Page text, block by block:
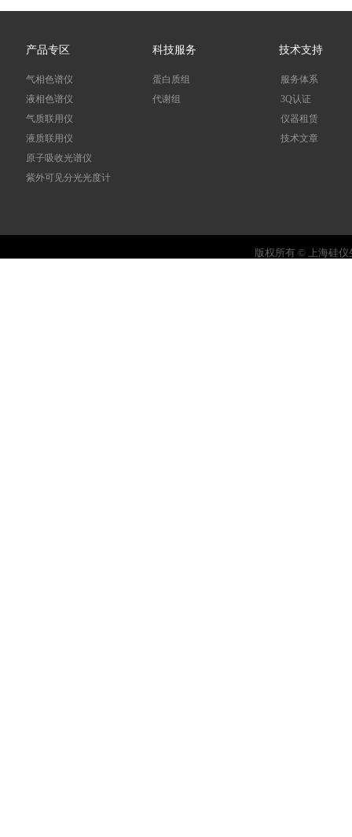
产品专区 科技服务
蛋白质组
代谢组
气相色谱仪
液相色谱仪
气质联用仪
液质联用仪
原子吸收光谱仪
紫外可见分光光度计
版权所有 © 上海硅
技术支持
服务体系
3Q认证
仪器租赁
技术文章